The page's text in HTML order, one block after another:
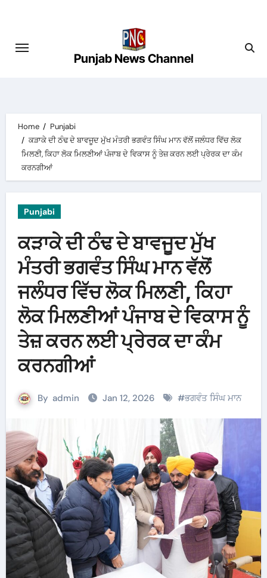
content
Punjab News Channel
Home
Punjabi
ਕੜਾਕੇ ਦੀ ਠੰਢ ਦੇ ਬਾਵਜੂਦ ਮੁੱਖ ਮੰਤਰੀ ਭਗਵੰਤ ਸਿੰਘ ਮਾਨ ਵੱਲੋਂ ਜਲੰਧਰ ਵਿੱਚ ਲੋਕ
ਮਿਲਣੀ, ਕਿਹਾ ਲੋਕ ਮਿਲਣੀਆਂ ਪੰਜਾਬ ਦੇ ਵਿਕਾਸ ਨੂੰ ਤੇਜ਼ ਕਰਨ ਲਈ ਪ੍ਰੇਰਕ ਦਾ ਕੰਮ
ਕਰਨਗੀਆਂ
Punjabi
ਕੜਾਕੇ ਦੀ ਠੰਢ ਦੇ ਬਾਵਜੂਦ ਮੁੱਖ
ਮੰਤਰੀ ਭਗਵੰਤ ਸਿੰਘ ਮਾਨ ਵੱਲੋਂ
ਜਲੰਧਰ ਵਿੱਚ ਲੋਕ ਮਿਲਣੀ, ਕਿਹਾ
ਲੋਕ ਮਿਲਣੀਆਂ ਪੰਜਾਬ ਦੇ ਵਿਕਾਸ ਨੂੰ
ਤੇਜ਼ ਕਰਨ ਲਈ ਪ੍ਰੇਰਕ ਦਾ ਕੰਮ
ਕਰਨਗੀਆਂ
By admin Jan 12, 2026 #ਭਗਵੰਤ ਸਿੰਘ ਮਾਨ